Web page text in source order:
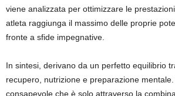
viene analizzata per ottimizzare le
atleta raggiunga il massimo delle proprie
fronte a sfide impegnative.
In sintesi, derivano da un perfetto equilibrio
recupero, nutrizione e preparazione
consapevole che è solo attraverso la